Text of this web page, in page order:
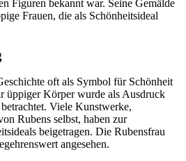
Figuren bekannt war. Seine Gemälde
Frauen, die als Schönheitsideal
oft als Symbol für Schönheit
üppiger Körper wurde als Ausdruck
Viele Kunstwerke,
Rubens selbst, haben zur
beigetragen. Die Rubensfrau
angesehen.